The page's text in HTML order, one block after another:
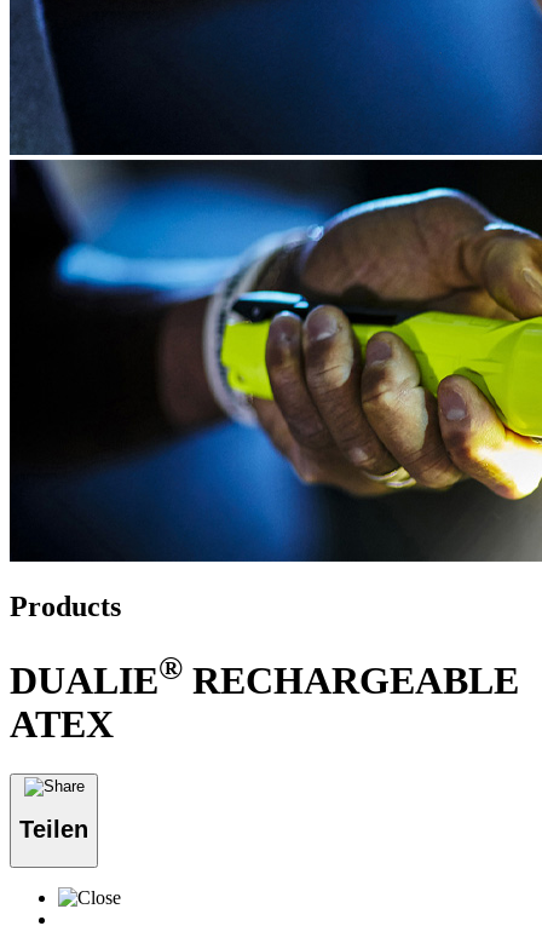
Products
DUALIE® RECHARGEABLE
ATEX
Teilen